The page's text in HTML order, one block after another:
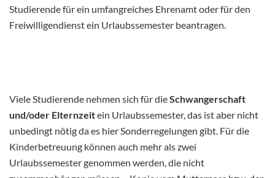
Studierende für ein umfangreiches Ehrenamt oder für den
Freiwilligendienst ein Urlaubssemester beantragen.
Viele Studierende nehmen sich für dieSchwangerschaft
und/oder Elternzeitein Urlaubssemester, das ist aber nicht
unbedingt nötig da es hier Sonderregelungen gibt. Für die
Kinderbetreuung können auch mehr als zwei
Urlaubssemester genommen werden, die nicht